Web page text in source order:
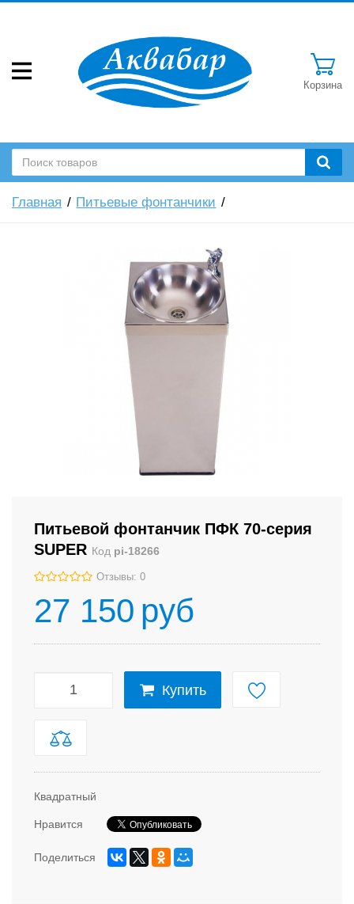
Корзина
Главная Питьевые фонтанчики
Питьевой фонтанчик ПФК 70-серия
SUPER Код pi-18266
Отзывы: 0
27 150 руб
Купить
Квадратный
Нравится
Поделиться